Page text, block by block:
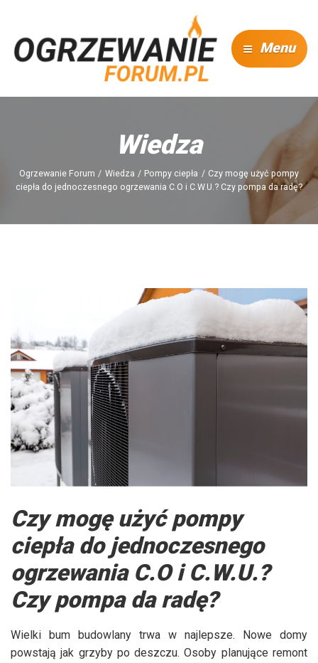
Menu
Wiedza
Ogrzewanie Forum Wiedza Pompy ciepła
Czy mogę użyć pompy
ciepła do jednoczesnego ogrzewania C.O i C.W.U.? Czy pompa da radę?
Czy mogę użyć pompy
ciepła do jednoczesnego
ogrzewania C.O i C.W.U.?
Czy pompa da radę?
Wielki bum budowlany trwa w najlepsze. Nowe domy
powstają jak grzyby po deszczu. Osoby planujące remont